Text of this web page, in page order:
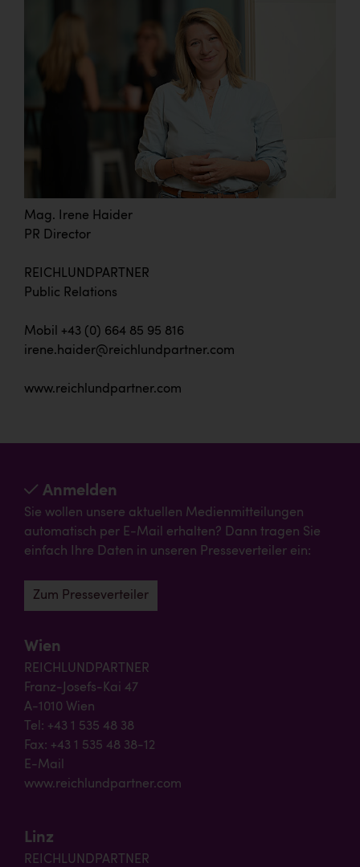
Mag. Irene Haider
PR Director
REICHLUNDPARTNER
Public Relations
Mobil +43 (0) 664 85 95 816
irene.haider@reichlundpartner.com
www.reichlundpartner.com
Anmelden
Sie wollen unsere aktuellen Medienmitteilungen
automatisch per E-Mail erhalten? Dann tragen Sie
einfach Ihre Daten in unseren Presseverteiler ein:
Zum Presseverteiler
Wien
REICHLUNDPARTNER
Franz-Josefs-Kai 47
A-1010 Wien
Tel: +43 1 535 48 38
Fax: +43 1 535 48 38-12
E-Mail
www.reichlundpartner.com
Linz
REICHLUNDPARTNER